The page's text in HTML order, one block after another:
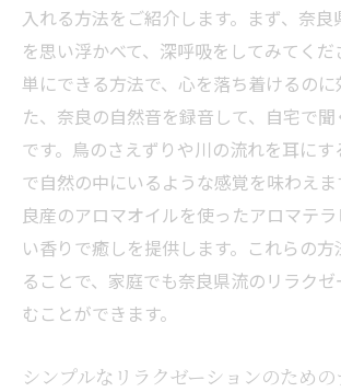
入れる方法をご紹介します。まず、奈
を思い浮かべて、深呼吸をしてみてく
単にできる方法で、心を落ち着けるのに
た、奈良の自然音を録音して、自宅で
です。鳥のさえずりや川の流れを耳にす
で自然の中にいるような感覚を味わえ
良産のアロマオイルを使ったアロマテ
い香りで癒しを提供します。これらの
ることで、家庭でも奈良県流のリラク
むことができます。
シンプルなリラクゼーションのための